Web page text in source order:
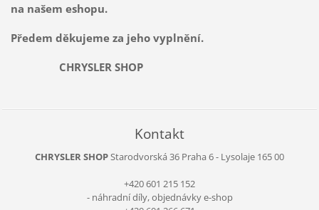
na našem eshopu.
Předem děkujeme za jeho vyplnění.
CHRYSLER SHOP
Kontakt
CHRYSLER SHOPStarodvorská 36 Praha 6 - Lysolaje 165 00
+420 601 215 152
- náhradní díly, objednávky e-shop